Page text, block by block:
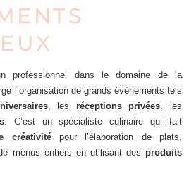
professionnel dans le domaine de la
l’organisation de grands évènements tels
, les réceptions privées , les
. C’est un spécialiste culinaire qui fait
créativitépour l’élaboration de plats,
menus entiers en utilisant des produits